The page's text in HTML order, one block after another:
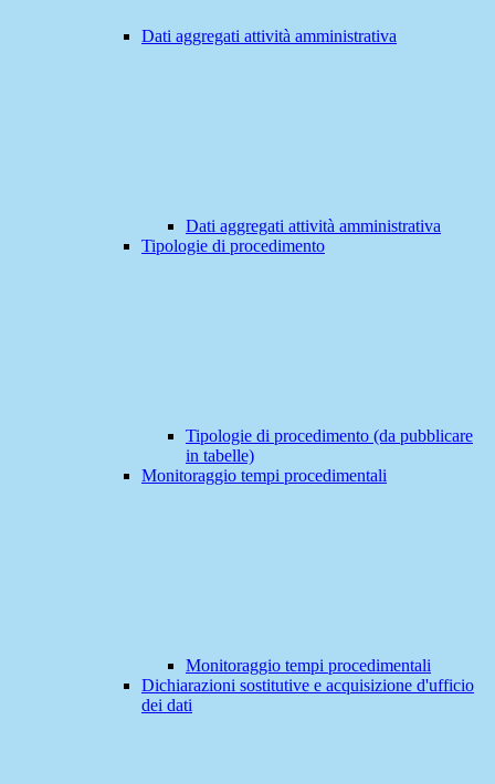
Dati aggregati attività amministrativa
Dati aggregati attività amministrativa
Tipologie di procedimento
Tipologie di procedimento (da pubblicare
in tabelle)
Monitoraggio tempi procedimentali
Monitoraggio tempi procedimentali
Dichiarazioni sostitutive e acquisizione d'ufficio
dei dati